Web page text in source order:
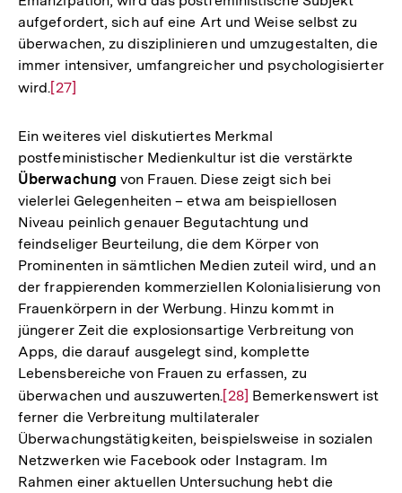
Fußnote
aufgefordert, sich auf eine Art und Weise selbst zu
überwachen, zu disziplinieren und umzugestalten, die
immer intensiver, umfangreicher und psychologisierter
wird.Zur
der
Fußnote
[27]
Ein weiteres viel diskutiertes Merkmal
postfeministischer Medienkultur ist die verstärkte
Überwachung von Frauen. Diese zeigt sich bei
vielerlei Gelegenheiten – etwa am beispiellosen
Niveau peinlich genauer Begutachtung und
feindseliger Beurteilung, die dem Körper von
Prominenten in sämtlichen Medien zuteil wird, und an
der frappierenden kommerziellen Kolonialisierung von
Frauenkörpern in der Werbung. Hinzu kommt in
jüngerer Zeit die explosionsartige Verbreitung von
Apps, die darauf ausgelegt sind, komplette
Lebensbereiche von Frauen zu erfassen, zu
überwachen und auszuwerten.Zur
Auflösung
der
Fußnote
[28] Bemerkenswert ist
ferner die Verbreitung multilateraler
Überwachungstätigkeiten, beispielsweise in sozialen
Netzwerken wie Facebook oder Instagram. Im
Rahmen einer aktuellen Untersuchung hebt die